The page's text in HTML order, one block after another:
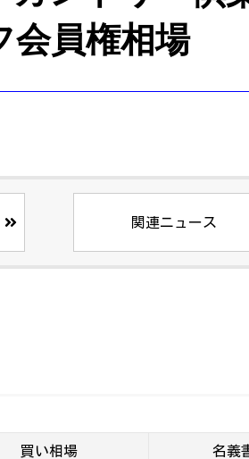
会員権相場
関連ニュース
買い相場 名義